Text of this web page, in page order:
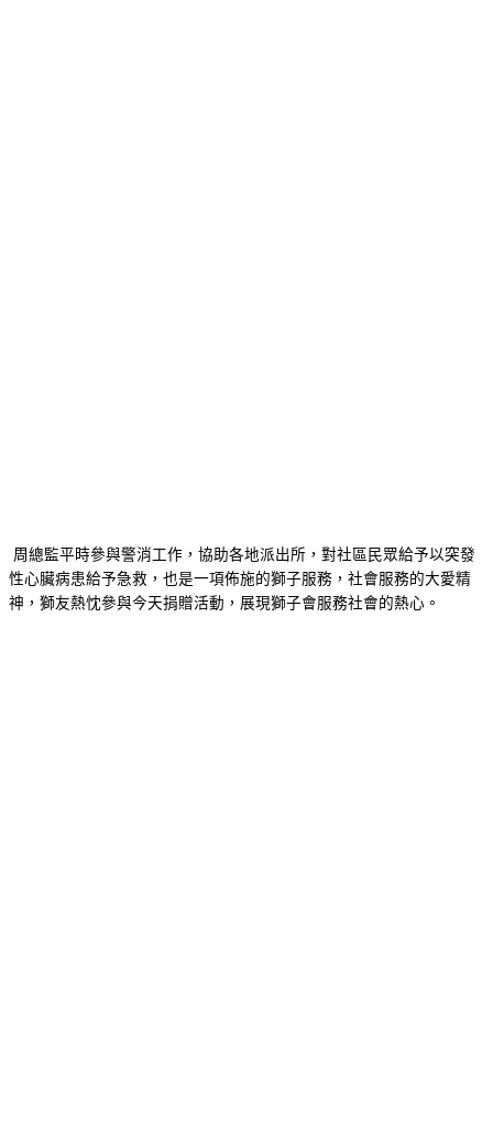
周總監平時參與警消工作，協助各地派出所，對社區民眾給予以突發
性心臟病患給予急救，也是一項佈施的獅子服務，社會服務的大愛精
神，獅友熱忱參與今天捐贈活動，展現獅子會服務社會的熱心。